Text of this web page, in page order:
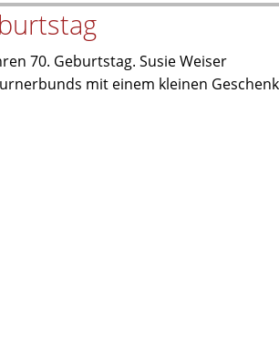
70. Geburtstag. Susie Weiser
mit einem kleinen